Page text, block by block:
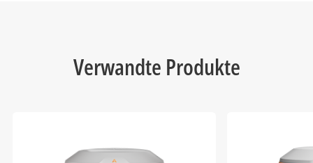
Verwandte Produkte